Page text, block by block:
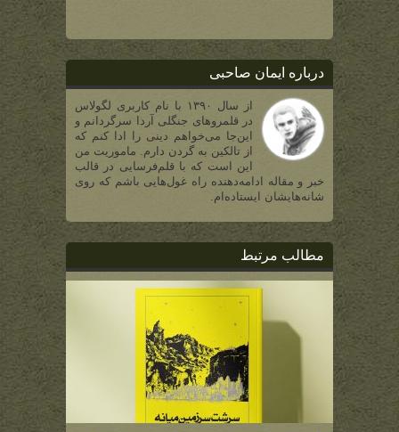
درباره ایمان صاحبی
از سال ۱۳۹۰ با نام کاربری لگولاس
در قلمروهای جنگلی آردا سرگردانم و
این‌جا می‌خواهم دینی را ادا کنم که
از تالکین به گردن دارم. ماموریت من
این است که با قلم‌فرسایی در قالب
خبر و مقاله ادامه‌دهنده راه غول‌هایی باشم که روی
شانه‌هایشان ایستاده‌ام.
مطالب مرتبط